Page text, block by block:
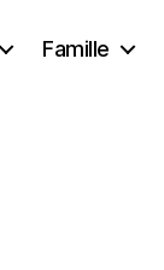
Famille